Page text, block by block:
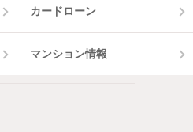
カードローン
マンション情報